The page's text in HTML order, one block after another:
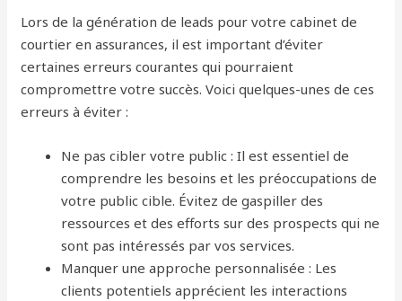
Lors de la génération de leads pour votre cabinet de
courtier en assurances, il est important d’éviter
certaines erreurs courantes qui pourraient
compromettre votre succès. Voici quelques-unes de ces
erreurs à éviter :
Ne pas cibler votre public : Il est essentiel de
comprendre les besoins et les préoccupations de
votre public cible. Évitez de gaspiller des
ressources et des efforts sur des prospects qui ne
sont pas intéressés par vos services.
Manquer une approche personnalisée : Les
clients potentiels apprécient les interactions